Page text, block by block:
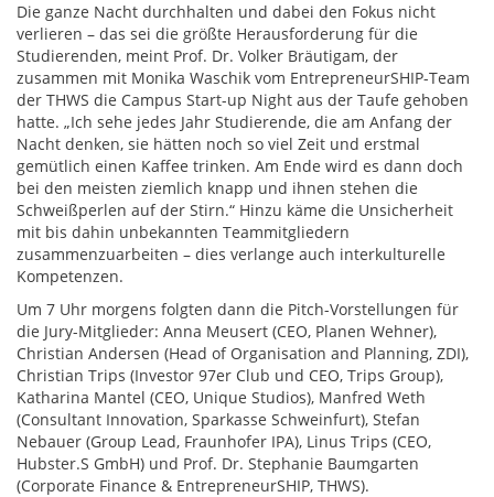
Die ganze Nacht durchhalten und dabei den Fokus nicht
verlieren – das sei die größte Herausforderung für die
Studierenden, meint Prof. Dr. Volker Bräutigam, der
zusammen mit Monika Waschik vom EntrepreneurSHIP-Team
der THWS die Campus Start-up Night aus der Taufe gehoben
hatte. „Ich sehe jedes Jahr Studierende, die am Anfang der
Nacht denken, sie hätten noch so viel Zeit und erstmal
gemütlich einen Kaffee trinken. Am Ende wird es dann doch
bei den meisten ziemlich knapp und ihnen stehen die
Schweißperlen auf der Stirn.“ Hinzu käme die Unsicherheit
mit bis dahin unbekannten Teammitgliedern
zusammenzuarbeiten – dies verlange auch interkulturelle
Kompetenzen.
Um 7 Uhr morgens folgten dann die Pitch-Vorstellungen für
die Jury-Mitglieder: Anna Meusert (CEO, Planen Wehner),
Christian Andersen (Head of Organisation and Planning, ZDI),
Christian Trips (Investor 97er Club und CEO, Trips Group),
Katharina Mantel (CEO, Unique Studios), Manfred Weth
(Consultant Innovation, Sparkasse Schweinfurt), Stefan
Nebauer (Group Lead, Fraunhofer IPA), Linus Trips (CEO,
Hubster.S GmbH) und Prof. Dr. Stephanie Baumgarten
(Corporate Finance & EntrepreneurSHIP, THWS).